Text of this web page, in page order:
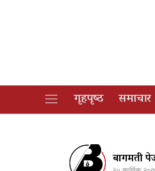
गृहपृष्‍ठ समाचार
बागमती